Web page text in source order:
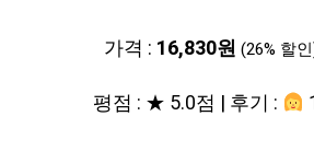
가격 : 16,830원 (26% 할
평점 : ★ 5.0점 | 후기 :